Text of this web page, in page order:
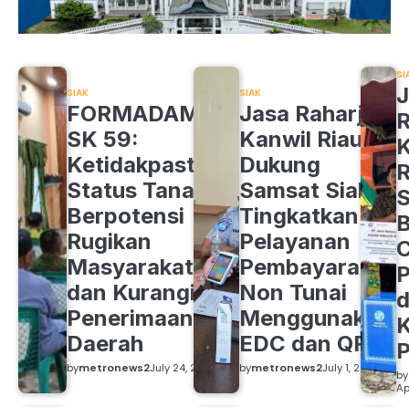
SIAK
FORMADAM
SK 59:
Ketidakpastian
Status Tanah
Berpotensi
Rugikan
Masyarakat
dan Kurangi
Penerimaan
Daerah
bymetronews2July 24, 2026
SIAK
Jasa Raharja
Kanwil Riau
Dukung
Samsat Siak
Tingkatkan
Pelayanan
Pembayaran
Non Tunai
Menggunakan
EDC dan QRIS
bymetronews2July 1, 2026 by